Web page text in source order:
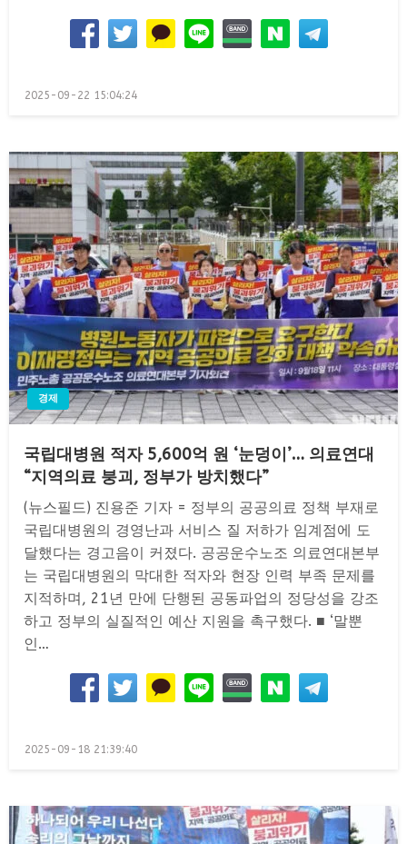
Posted
2025-09-22 15:04:24
경제
국립대병원 적자 5,600억 원 ‘눈덩이’… 의료연대
“지역의료 붕괴, 정부가 방치했다”
(뉴스필드) 진용준 기자 = 정부의 공공의료 정책 부재로
국립대병원의 경영난과 서비스 질 저하가 임계점에 도
달했다는 경고음이 커졌다. 공공운수노조 의료연대본부
는 국립대병원의 막대한 적자와 현장 인력 부족 문제를
지적하며, 21년 만에 단행된 공동파업의 정당성을 강조
하고 정부의 실질적인 예산 지원을 촉구했다. ■ ‘말뿐
인…
Posted
2025-09-18 21:39:40